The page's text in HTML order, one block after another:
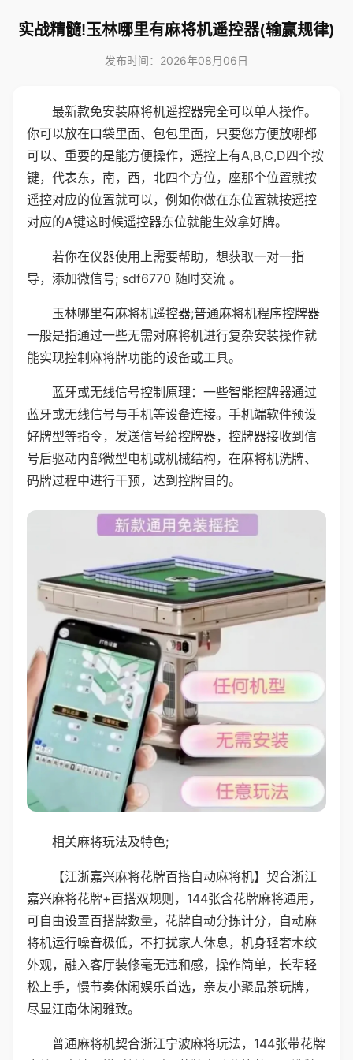
实战精髓!玉林哪里有麻将机遥控器(输赢规律)
发布时间：2026年08月06日
最新款免安装麻将机遥控器完全可以单人操作。
你可以放在口袋里面、包包里面，只要您方便放哪都
可以、重要的是能方便操作，遥控上有A,B,C,D四个按
键，代表东，南，西，北四个方位，座那个位置就按
遥控对应的位置就可以，例如你做在东位置就按遥控
对应的A键这时候遥控器东位就能生效拿好牌。
若你在仪器使用上需要帮助，想获取一对一指
导，添加微信号; sdf6770 随时交流 。
玉林哪里有麻将机遥控器;普通麻将机程序控牌器
一般是指通过一些无需对麻将机进行复杂安装操作就
能实现控制麻将牌功能的设备或工具。
蓝牙或无线信号控制原理：一些智能控牌器通过
蓝牙或无线信号与手机等设备连接。手机端软件预设
好牌型等指令，发送信号给控牌器，控牌器接收到信
号后驱动内部微型电机或机械结构，在麻将机洗牌、
码牌过程中进行干预，达到控牌目的。
相关麻将玩法及特色;
【江浙嘉兴麻将花牌百搭自动麻将机】契合浙江
嘉兴麻将花牌+百搭双规则，144张含花牌麻将通用，
可自由设置百搭牌数量，花牌自动分拣计分，自动麻
将机运行噪音极低，不打扰家人休息，机身轻奢木纹
外观，融入客厅装修毫无违和感，操作简单，长辈轻
松上手，慢节奏休闲娱乐首选，亲友小聚品茶玩牌，
尽显江南休闲雅致。
普通麻将机契合浙江宁波麻将玩法，144张带花牌